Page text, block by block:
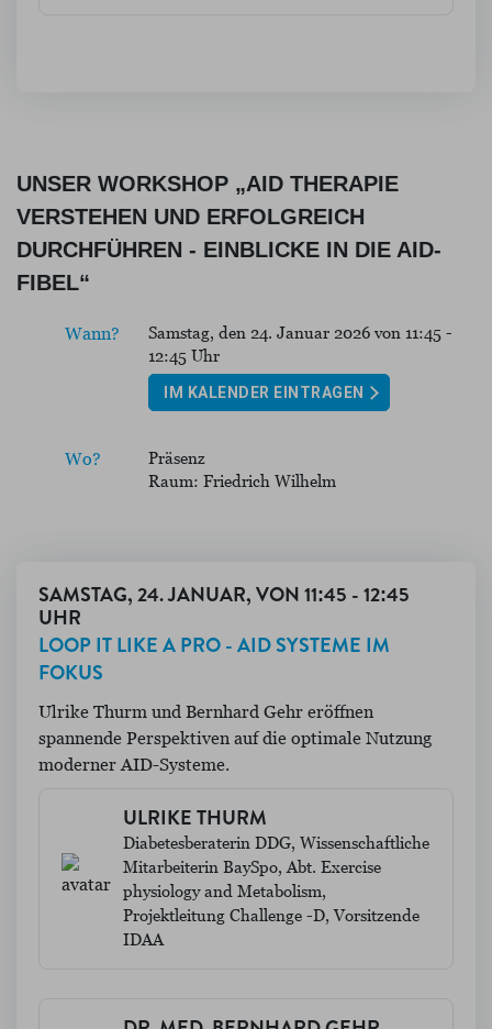
UNSER WORKSHOP „AID THERAPIE
VERSTEHEN UND ERFOLGREICH
DURCHFÜHREN - EINBLICKE IN DIE AID-
FIBEL“
Wann?
Samstag, den 24. Januar 2026 von 11:45 -
12:45 Uhr
IM KALENDER EINTRAGEN
Wo?
Präsenz
Raum: Friedrich Wilhelm
SAMSTAG, 24. JANUAR, VON 11:45 - 12:45
UHR
LOOP IT LIKE A PRO - AID SYSTEME IM
FOKUS
Ulrike Thurm und Bernhard Gehr eröffnen
spannende Perspektiven auf die optimale Nutzung
moderner AID-Systeme.
ULRIKE THURM
Diabetesberaterin DDG, Wissenschaftliche
Mitarbeiterin BaySpo, Abt. Exercise
physiology and Metabolism,
Projektleitung Challenge -D, Vorsitzende
IDAA